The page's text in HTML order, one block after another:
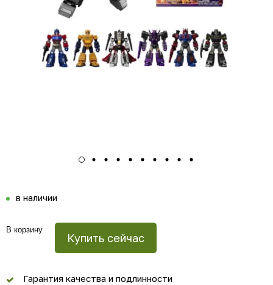
в наличии
В корзину
Купить сейчас
Гарантия качества и подлинности